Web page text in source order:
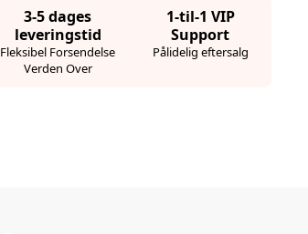
3-5 dages
leveringstid
Fleksibel Forsendelse
Verden Over
1-til-1 VIP
Support
Pålidelig eftersalg